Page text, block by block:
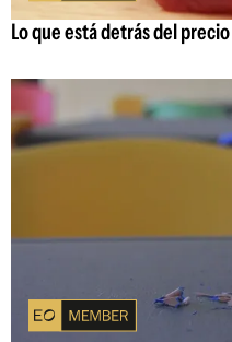
Lo que está detrás del